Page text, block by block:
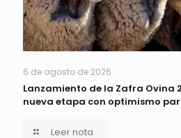
6 de agosto de 2026
Lanzamiento de la Zafra Ovina
nueva etapa con optimismo
Leer nota